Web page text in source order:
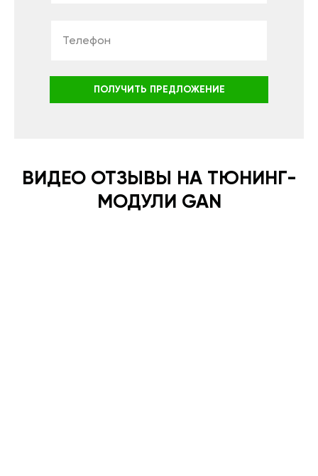
ПОЛУЧИТЬ ПРЕДЛОЖЕНИЕ
ВИДЕО ОТЗЫВЫ НА ТЮНИНГ-
МОДУЛИ GAN